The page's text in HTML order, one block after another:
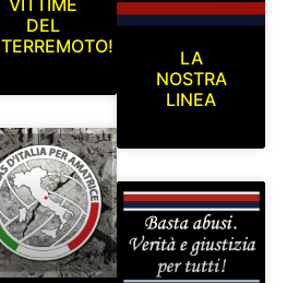
VITTIME
DEL
TERREMOTO!
LA
NOSTRA
LINEA